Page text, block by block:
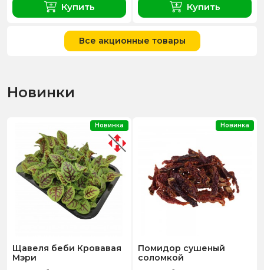
Купить Купить
Все акционные товары
Новинки
Щавеля беби Кровавая
Мэри
Новинка
Помидор сушеный
соломкой
Новинка